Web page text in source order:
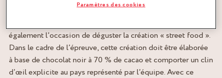
et en glace d’une qualité exceptionnelle qui souligne le très
également l’occasion de déguster la création « street food ».
Dans le cadre de l’épreuve, cette création doit être élaborée
à base de chocolat noir à 70 % de cacao et comporter un clin
d’œil explicite au pays représenté par l’équipe. Avec ce
Paramètres des cookies